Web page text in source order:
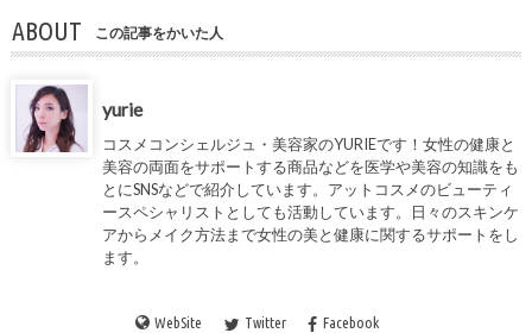
ABOUT この記事をかいた人
yurie
コスメコンシェルジュ・美容家のYURIEです！女性の健康と
美容の両面をサポートする商品などを医学や美容の知識をも
とにSNSなどで紹介しています。アットコスメのビューティ
ースペシャリストとしても活動しています。日々のスキンケ
アからメイク方法まで女性の美と健康に関するサポートをし
ます。
WebSite Twitter Facebook